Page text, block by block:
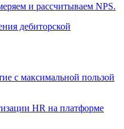
и рассчитываем NPS.
дебиторской
с максимальной пользой
HR на платформе